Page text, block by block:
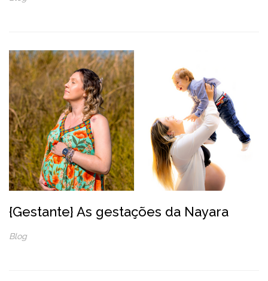
{Gestante} As gestações da Nayara
Blog